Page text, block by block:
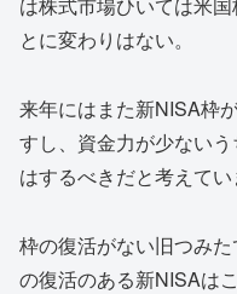
とに変わりはない。
来年にはまた新NISA枠
すし、資金力が少ない
はするべきだと考えてい
枠の復活がない旧つみ
の復活のある新NISAは